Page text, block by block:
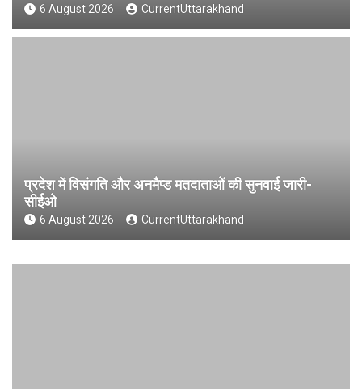
6 August 2026 CurrentUttarakhand
प्रदेश में विसंगति और अनमैप्ड मतदाताओं की सुनवाई जारी-
सीईओ
6 August 2026 CurrentUttarakhand